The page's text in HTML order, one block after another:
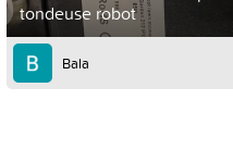
tondeuse robot
Bala